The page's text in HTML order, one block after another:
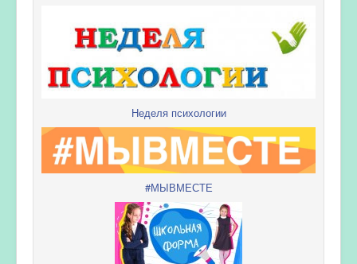
Неделя психологии
#МЫВМЕСТЕ